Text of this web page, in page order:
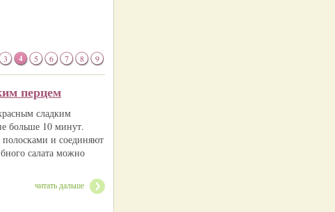
3 4 5 6 7 8 9
перцем
сладким
больше 10 минут.
и соединяют
салата можно
читать дальше